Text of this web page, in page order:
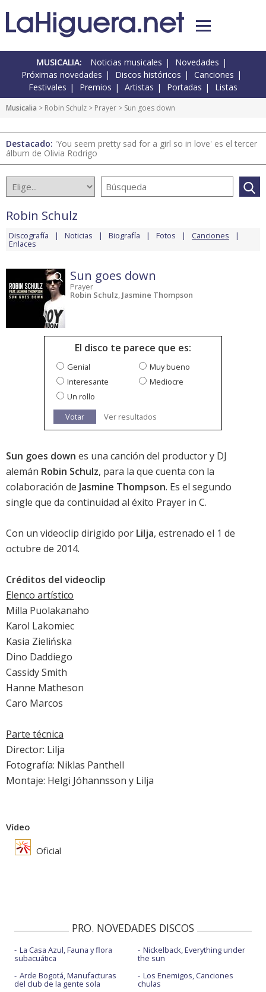
MUSICALIA: Noticias musicales
Novedades
Próximas novedades
Discos históricos
Canciones
Festivales
Premios Artistas Portadas Listas
Musicalia > Robin Schulz > Prayer > Sun goes down
Destacado: 'You seem pretty sad for a girl so in love' es el tercer
álbum de Olivia Rodrigo
Robin Schulz
Discografía Noticias Biografía Fotos Canciones
Enlaces
Sun goes down
Prayer
Robin Schulz, Jasmine Thompson
El disco te parece que es:
Genial
Muy bueno
Interesante
Mediocre
Un rollo
Votar
Ver resultados
Sun goes down es una canción del productor y DJ
alemán Robin Schulz, para la que cuenta con la
colaboración de Jasmine Thompson. Es el segundo
single que da continuidad al éxito Prayer in C.
Con un videoclip dirigido por Lilja, estrenado el 1 de
octubre de 2014.
Créditos del videoclip
Elenco artístico
Milla Puolakanaho
Karol Lakomiec
Kasia Zielińska
Dino Daddiego
Cassidy Smith
Hanne Matheson
Caro Marcos
Parte técnica
Director: Lilja
Fotografía: Niklas Panthell
Montaje: Helgi Jóhannsson y Lilja
Vídeo
Oficial
PRO. NOVEDADES DISCOS
La Casa Azul, Fauna y flora
subacuática
Arde Bogotá, Manufacturas
del club de la gente sola
Nickelback, Everything under
the sun
Los Enemigos, Canciones
chulas